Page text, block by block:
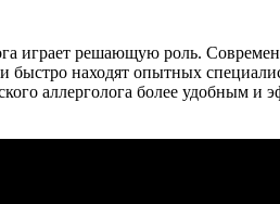
играет решающую роль.
находят опытных
аллерголога более удобным и